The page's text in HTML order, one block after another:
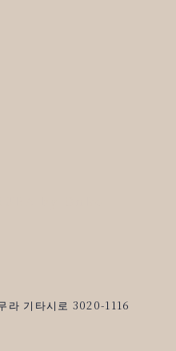
라 기타시로 3020-1116